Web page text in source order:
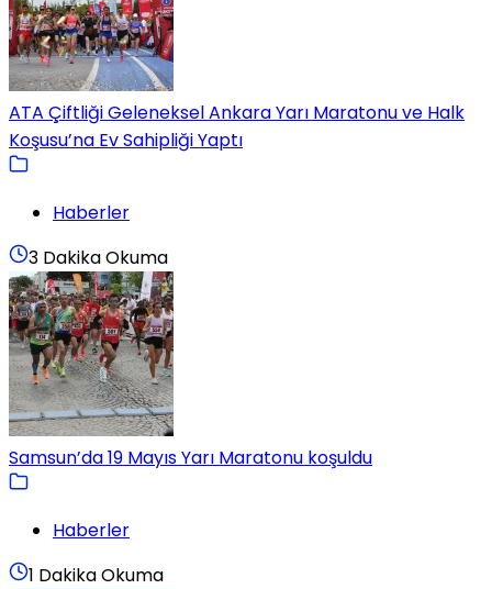
ATA Çiftliği Geleneksel Ankara Yarı Maratonu ve Halk
Koşusu’na Ev Sahipliği Yaptı
Haberler
3 Dakika Okuma
Samsun’da 19 Mayıs Yarı Maratonu koşuldu
Haberler
1 Dakika Okuma